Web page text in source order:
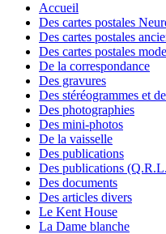
Accueil
Des cartes postales
Des cartes postales
Des cartes postales
De la correspondance
Des gravures
Des stéréogrammes et
Des photographies
Des mini-photos
De la vaisselle
Des publications
Des publications
Des documents
Des articles divers
Le Kent House
La Dame blanche